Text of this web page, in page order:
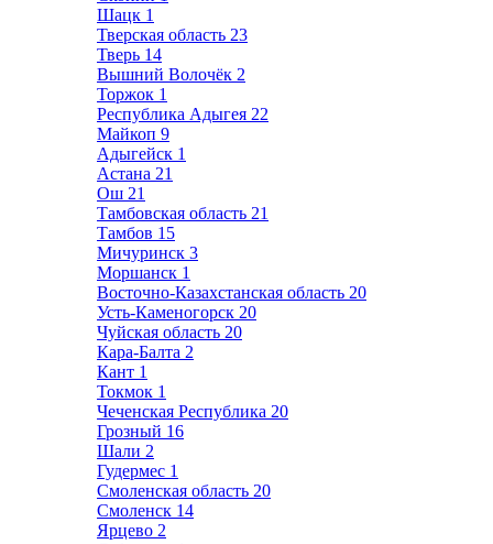
Шацк 1
Тверская область 23
Тверь 14
Вышний Волочёк 2
Торжок 1
Республика Адыгея 22
Майкоп 9
Адыгейск 1
Астана 21
Ош 21
Тамбовская область 21
Тамбов 15
Мичуринск 3
Моршанск 1
Восточно-Казахстанская область 20
Усть-Каменогорск 20
Чуйская область 20
Кара-Балта 2
Кант 1
Токмок 1
Чеченская Республика 20
Грозный 16
Шали 2
Гудермес 1
Смоленская область 20
Смоленск 14
Ярцево 2